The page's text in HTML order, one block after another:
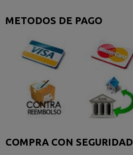
METODOS DE PAGO
COMPRA CON SEGURIDAD